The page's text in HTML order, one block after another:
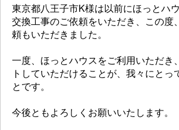
東京都八王子市K様は以前にほっとハ
交換工事のご依頼をいただき、この度
頼もいただきました。
一度、ほっとハウスをご利用いただき
トしていただけることが、我々にとっ
とです。
今後ともよろしくお願いいたします。